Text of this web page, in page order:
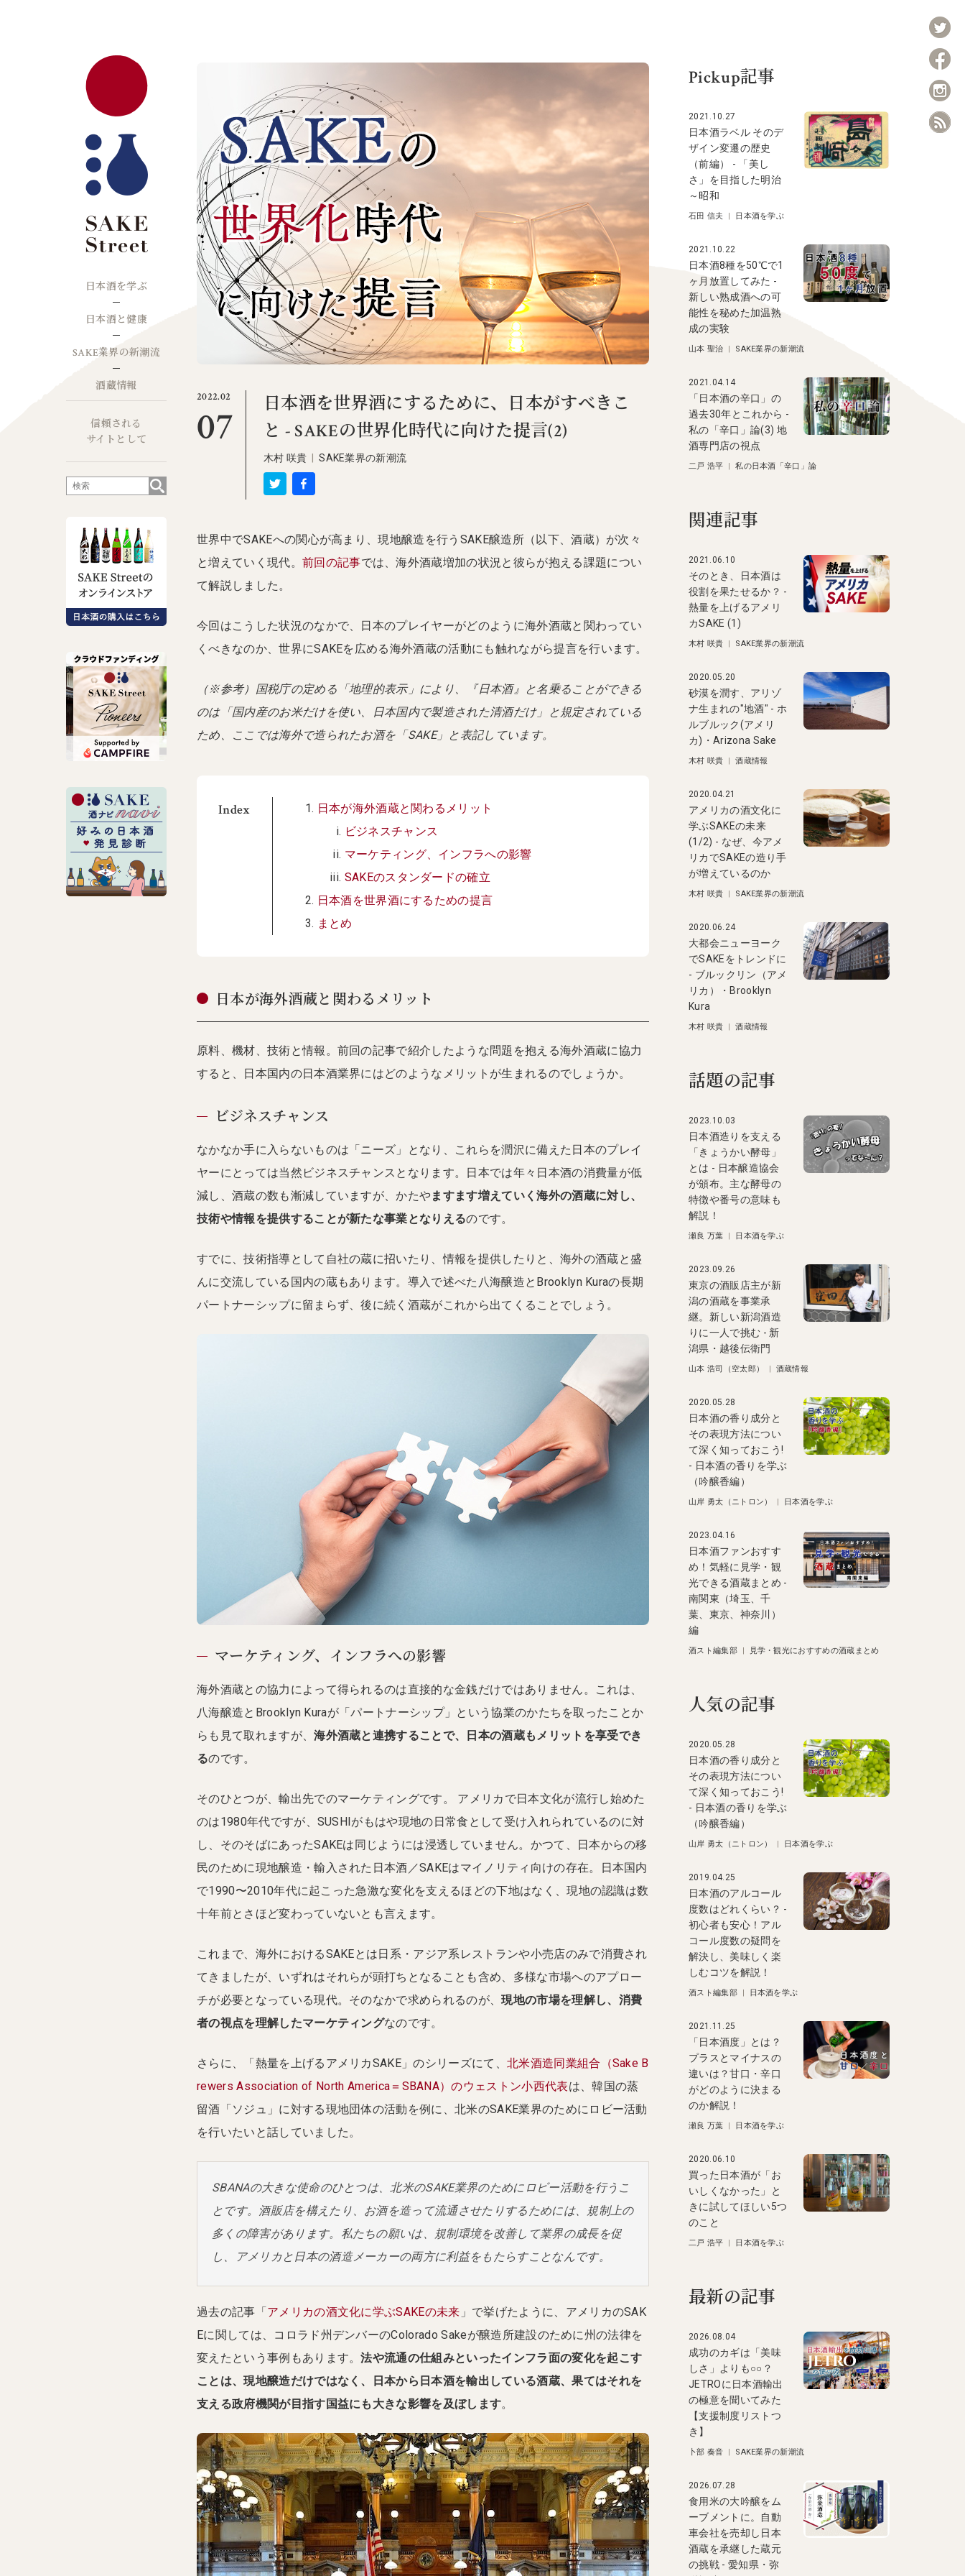
日本酒を学ぶ
日本酒と健康
SAKE業界の新潮流
酒蔵情報
信頼される
サイトとして
2022.02
07
日本酒を世界酒にするために、日本がすべきこ
と - SAKEの世界化時代に向けた提言(2)
木村 咲貴 |SAKE業界の新潮流
世界中でSAKEへの関心が高まり、現地醸造を行うSAKE醸造所（以下、酒蔵）が次々
と増えていく現代。 前回の記事では、海外酒蔵増加の状況と彼らが抱える課題につい
て解説しました。
今回はこうした状況のなかで、日本のプレイヤーがどのように海外酒蔵と関わってい
くべきなのか、世界にSAKEを広める海外酒蔵の活動にも触れながら提言を行います。
（※参考）国税庁の定める「地理的表示」により、『日本酒』と名乗ることができる
のは「国内産のお米だけを使い、日本国内で製造された清酒だけ」と規定されている
ため、ここでは海外で造られたお酒を「SAKE」と表記しています。
Index
日本が海外酒蔵と関わるメリット
ビジネスチャンス
マーケティング、インフラへの影響
SAKEのスタンダードの確立
日本酒を世界酒にするための提言
まとめ
日本が海外酒蔵と関わるメリット
原料、機材、技術と情報。前回の記事で紹介したような問題を抱える海外酒蔵に協力
すると、日本国内の日本酒業界にはどのようなメリットが生まれるのでしょうか。
ビジネスチャンス
なかなか手に入らないものは「ニーズ」となり、これらを潤沢に備えた日本のプレイ
ヤーにとっては当然ビジネスチャンスとなります。日本では年々日本酒の消費量が低
減し、酒蔵の数も漸減していますが、かたやますます増えていく海外の酒蔵に対し、
技術や情報を提供することが新たな事業となりえるのです。
すでに、技術指導として自社の蔵に招いたり、情報を提供したりと、海外の酒蔵と盛
んに交流している国内の蔵もあります。導入で述べた八海醸造とBrooklyn Kuraの長期
パートナーシップに留まらず、後に続く酒蔵がこれから出てくることでしょう。
マーケティング、インフラへの影響
海外酒蔵との協力によって得られるのは直接的な金銭だけではありません。これは、
八海醸造とBrooklyn Kuraが「パートナーシップ」という協業のかたちを取ったことか
らも見て取れますが、海外酒蔵と連携することで、日本の酒蔵もメリットを享受でき
るのです。
そのひとつが、輸出先でのマーケティングです。 アメリカで日本文化が流行し始めた
のは1980年代ですが、SUSHIがもはや現地の日常食として受け入れられているのに対
し、そのそばにあったSAKEは同じようには浸透していません。かつて、日本からの移
民のために現地醸造・輸入された日本酒／SAKEはマイノリティ向けの存在。日本国内
で1990〜2010年代に起こった急激な変化を支えるほどの下地はなく、現地の認識は数
十年前とさほど変わっていないとも言えます。
これまで、海外におけるSAKEとは日系・アジア系レストランや小売店のみで消費され
てきましたが、いずれはそれらが頭打ちとなることも含め、多様な市場へのアプロー
チが必要となっている現代。そのなかで求められるのが、現地の市場を理解し、消費
者の視点を理解したマーケティングなのです。
さらに、「熱量を上げるアメリカSAKE」のシリーズにて、 北米酒造同業組合（Sake B
rewers Association of North America＝SBANA）のウェストン小西代表は、韓国の蒸
留酒「ソジュ」に対する現地団体の活動を例に、北米のSAKE業界のためにロビー活動
を行いたいと話していました。
SBANAの大きな使命のひとつは、北米のSAKE業界のためにロビー活動を行うこ
とです。酒販店を構えたり、お酒を造って流通させたりするためには、規制上の
多くの障害があります。私たちの願いは、規制環境を改善して業界の成長を促
し、アメリカと日本の酒造メーカーの両方に利益をもたらすことなんです。
過去の記事「アメリカの酒文化に学ぶSAKEの未来 」で挙げたように、アメリカのSAK
Eに関しては、コロラド州デンバーのColorado Sakeが醸造所建設のために州の法律を
変えたという事例もあります。法や流通の仕組みといったインフラ面の変化を起こす
ことは、現地醸造だけではなく、日本から日本酒を輸出している酒蔵、果てはそれを
支える政府機関が目指す国益にも大きな影響を及ぼします。
Pickup記事
2021.10.27
日本酒ラベル そのデ
ザイン変遷の歴史
（前編） - 「美し
さ」を目指した明治
～昭和
石田 信夫 | 日本酒を学ぶ
2021.10.22
日本酒8種を50℃で1
ヶ月放置してみた -
新しい熟成酒への可
能性を秘めた加温熟
成の実験
山本 聖治 | SAKE業界の新潮流
2021.04.14
「日本酒の辛口」の
過去30年とこれから -
私の「辛口」論(3) 地
酒専門店の視点
二戸 浩平 |私の日本酒「辛口」論
関連記事
2021.06.10
そのとき、日本酒は
役割を果たせるか？ -
熱量を上げるアメリ
カSAKE (1)
木村 咲貴 | SAKE業界の新潮流
2020.05.20
砂漠を潤す、アリゾ
ナ生まれの"地酒" - ホ
ルブルック(アメリ
カ)・Arizona Sake
木村 咲貴 |酒蔵情報
2020.04.21
アメリカの酒文化に
学ぶSAKEの未来
(1/2) - なぜ、今アメ
リカでSAKEの造り手
が増えているのか
木村 咲貴 | SAKE業界の新潮流
2020.06.24
大都会ニューヨーク
でSAKEをトレンドに
- ブルックリン（アメ
リカ）・Brooklyn
Kura
木村 咲貴 |酒蔵情報
話題の記事
2023.10.03
日本酒造りを支える
「きょうかい酵母」
とは - 日本醸造協会
が頒布。主な酵母の
特徴や番号の意味も
解説！
瀬良 万葉 | 日本酒を学ぶ
2023.09.26
東京の酒販店主が新
潟の酒蔵を事業承
継。新しい新潟酒造
りに一人で挑む - 新
潟県・越後伝衛門
山本 浩司（空太郎） | 酒蔵情報
2020.05.28
日本酒の香り成分と
その表現方法につい
て深く知っておこう!
- 日本酒の香りを学ぶ
（吟醸香編）
山岸 勇太（ニトロン） | 日本酒を学ぶ
2023.04.16
日本酒ファンおすす
め！気軽に見学・観
光できる酒蔵まとめ -
南関東（埼玉、千
葉、東京、神奈川）
編
酒スト編集部| 見学・観光におすすめの酒蔵まとめ
人気の記事
2020.05.28
日本酒の香り成分と
その表現方法につい
て深く知っておこう!
- 日本酒の香りを学ぶ
（吟醸香編）
山岸 勇太（ニトロン） | 日本酒を学ぶ
2019.04.25
日本酒のアルコール
度数はどれくらい？ -
初心者も安心！アル
コール度数の疑問を
解決し、美味しく楽
しむコツを解説！
酒スト編集部| 日本酒を学ぶ
2021.11.25
「日本酒度」とは？
プラスとマイナスの
違いは？甘口・辛口
がどのように決まる
のか解説！
瀬良 万葉 | 日本酒を学ぶ
2020.06.10
買った日本酒が「お
いしくなかった」と
きに試してほしい5つ
のこと
二戸 浩平 | 日本酒を学ぶ
最新の記事
2026.08.04
成功のカギは「美味
しさ」よりも○○？
JETROに日本酒輸出
の極意を聞いてみた
【支援制度リストつ
き】
卜部 奏音 | SAKE業界の新潮流
2026.07.28
食用米の大吟醸をム
ーブメントに。自動
車会社を売却し日本
酒蔵を承継した蔵元
の挑戦 - 愛知県・弥